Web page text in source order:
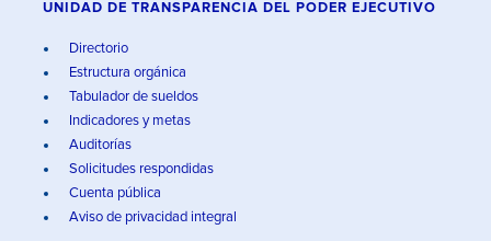
UNIDAD DE TRANSPARENCIA DEL PODER EJECUTIVO
Directorio
Estructura orgánica
Tabulador de sueldos
Indicadores y metas
Auditorías
Solicitudes respondidas
Cuenta pública
Aviso de privacidad integral